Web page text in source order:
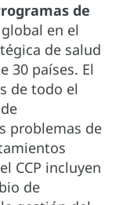
de
en el
de salud
30 países. El
de todo el
problemas de
CCP incluyen
de